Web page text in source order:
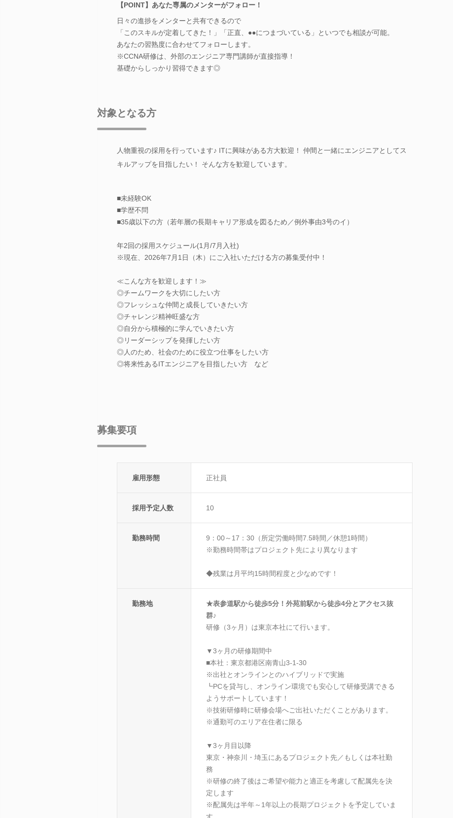
【POINT】あなた専属のメンターがフォロー！
日々の進捗をメンターと共有できるので
「このスキルが定着してきた！」「正直、●●につまづいている」といつでも相談が可能。
あなたの習熟度に合わせてフォローします。
※CCNA研修は、外部のエンジニア専門講師が直接指導！
基礎からしっかり習得できます◎
対象となる方
人物重視の採用を行っています♪ ITに興味がある方大歓迎！ 仲間と一緒にエンジニアとしてス
キルアップを目指したい！ そんな方を歓迎しています。
■未経験OK
■学歴不問
■35歳以下の方（若年層の長期キャリア形成を図るため／例外事由3号のイ）
年2回の採用スケジュール(1月/7月入社)
※現在、2026年7月1日（木）にご入社いただける方の募集受付中！
≪こんな方を歓迎します！≫
◎チームワークを大切にしたい方
◎フレッシュな仲間と成長していきたい方
◎チャレンジ精神旺盛な方
◎自分から積極的に学んでいきたい方
◎リーダーシップを発揮したい方
◎人のため、社会のために役立つ仕事をしたい方
◎将来性あるITエンジニアを目指したい方 など
募集要項
雇用形態 正社員
採用予定人数 10
勤務時間
9：00～17：30（所定労働時間7.5時間／休憩1時間）
※勤務時間帯はプロジェクト先により異なります
◆残業は月平均15時間程度と少なめです！
勤務地
★表参道駅から徒歩5分！外苑前駅から徒歩4分とアクセス抜
群♪
研修（3ヶ月）は東京本社にて行います。
▼3ヶ月の研修期間中
■本社：東京都港区南青山3-1-30
※出社とオンラインとのハイブリッドで実施
┗PCを貸与し、オンライン環境でも安心して研修受講できる
ようサポートしています！
※技術研修時に研修会場へご出社いただくことがあります。
※通勤可のエリア在住者に限る
▼3ヶ月目以降
東京・神奈川・埼玉にあるプロジェクト先／もしくは本社勤
務
※研修の終了後はご希望や能力と適正を考慮して配属先を決
定します
※配属先は半年～1年以上の長期プロジェクトを予定していま
す